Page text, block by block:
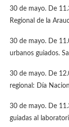
30 de mayo. De
Regional de la
30 de mayo. De
urbanos guiados.
30 de mayo. De
regional: Día
30 de mayo. De
guiadas al